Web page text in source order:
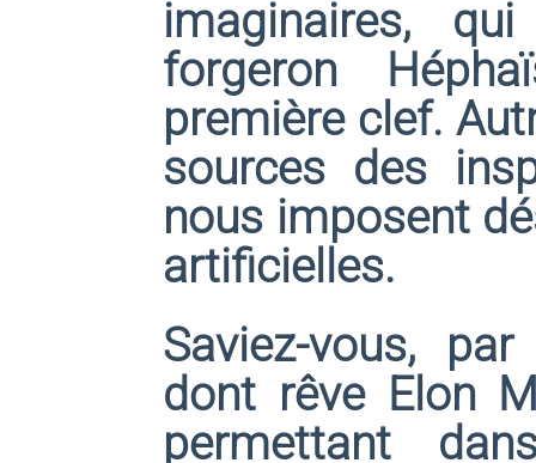
imaginaires,
forgeron
première clef.
sources des
nous imposent
artificielles.
Saviez-vous,
dont rêve Elon
permettant